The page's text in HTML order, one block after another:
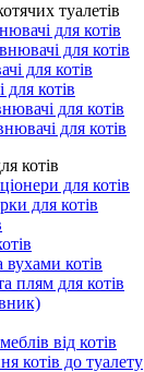
туалетів
для котів
для котів
для котів
котів
для котів
для котів
котів
для котів
для котів
вухами котів
плям для котів
від котів
котів до туалету